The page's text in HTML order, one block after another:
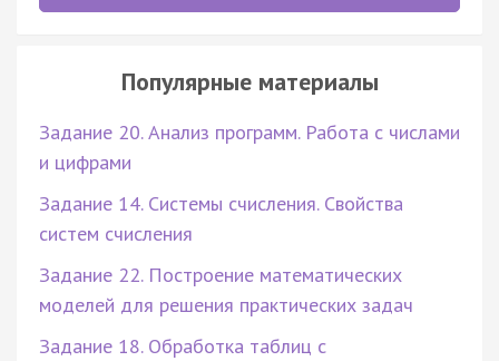
Популярные материалы
Задание 20. Анализ программ. Работа с числами
и цифрами
Задание 14. Системы счисления. Свойства
систем счисления
Задание 22. Построение математических
моделей для решения практических задач
Задание 18. Обработка таблиц с